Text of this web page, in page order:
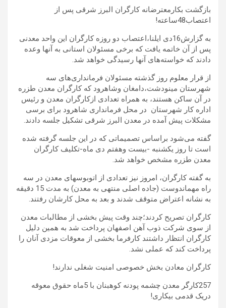
بازگشت بکارمعترضانه کارگران البرز شرقی پس از
اعتصاب48ساعته!
به گزارش16دی ایلنا،اعتصاب دو روزه کارگران این واحد معدنی
پس از آن خاتمه یافت که برخی مسئولان استانی به آنها وعده
دادند که خواسته‌های آنها رسیدگی خواهد شد.
از قرار معلوم روز گذشته مسئولان فرمانداری‌های سه
شهرستان مینودشت،دامغان وشاهرود که کارگران معدن طزره
در آن ساکن هستند، به همراه تعدادی ازکارگران معدن و رئیس
اداره کار شهرستان در محل فرمانداری شاهرود برای برسی
مشکلات پیش آمده در معدن البرز شرقی تشکیل جلسه دادند.
گفته می‌شود براساس تصمیماتی که در این جلسه گرفته شده
است تا روز یکشنبه -بیست وهفتم دی ماه-تکلیف کارگران
معدن طزره مشخص خواهد شد.
به گفته کارگران، امروز نیز تعدادی از اتوبوسهای معدن در سه
راه مهماندوست (جاده اصلی منتهی به معدن) به مدت 15 دقیقه
به نشانه اعتراض متوقف شدند و بعد به محل کارشان رفتند.
کارگران تصریح کردند؛چند وقت پیش بخشی از مطالبات معدن
از سوی شرکت ذوب آهن اصفهان پرداخت شد به همین دلیل
کارگران انتظار داشتند کارفرما بخشی از معوقات مزدی آنان را
پرداخت کند که عملی نشد.
کارگران معادن بخش خصوصی امنیت شغلی ندارند!
257کارگر معدن چشمه پودنه کوهبنان با 5ماه حقوق معوقه
دریک قدمی بیکاری!